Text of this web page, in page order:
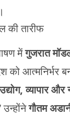
की तारीफ
मेंगुजरात
आत्मनिर्भर
उद्योग, व्यापार और
उन्होंनेगौतम